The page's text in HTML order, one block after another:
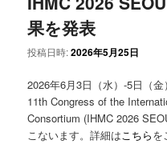
果を発表
投稿日時:2026年5月25日
2026年6月3日（水）-5日（
11th Congress of the
Consortium (IHMC 2026
こないます。詳細はこちらを